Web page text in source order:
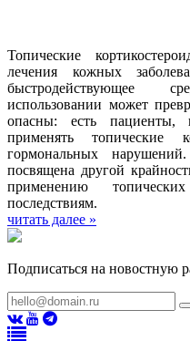
Топические
лечения кожных
быстродействующее
использовании может
опасны: есть пациенты,
применять топические
гормональных
посвящена другой
применению
последствиям.
читать далее »
Подписаться на новостную